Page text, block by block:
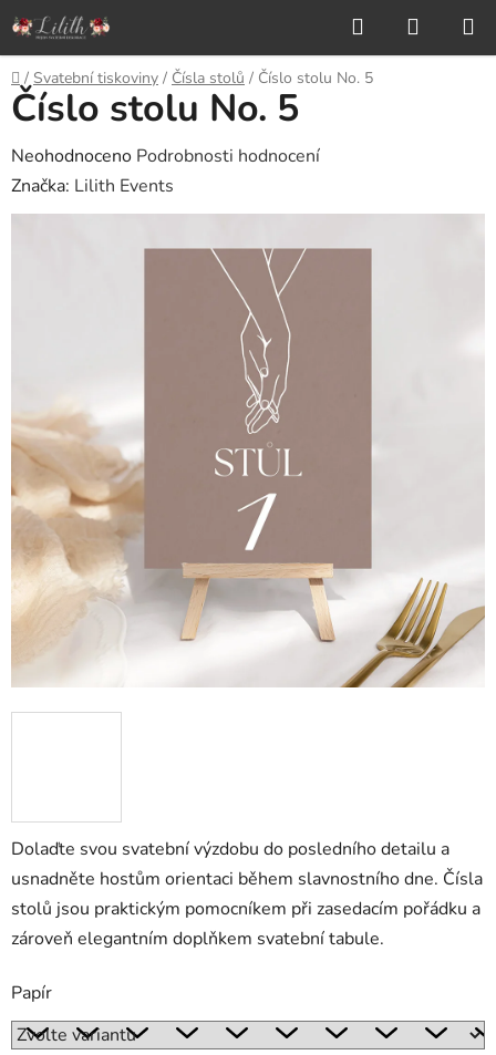
Přejít
na
obsah
Hledat
KOŠÍK
Domů
/ Svatební tiskoviny / Čísla stolů / Číslo stolu No. 5
Dolaďte svou svatební výzdobu do posledního detailu a
usnadněte hostům orientaci během slavnostního dne. Čísla
stolů jsou praktickým pomocníkem při zasedacím pořádku a
zároveň elegantním doplňkem svatební tabule.
Papír
Číslo stolu No. 5
Průměrné
hodnocení
produktu
Neohodnoceno Podrobnosti hodnocení
Značka: Lilith Events